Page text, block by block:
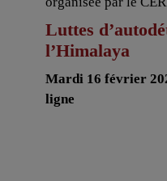
Luttes
l’Himalaya
Mardi 16 février
ligne